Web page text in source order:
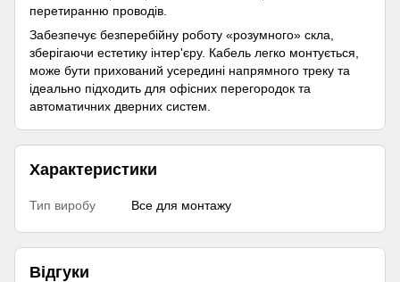
перетиранню проводів.
Забезпечує безперебійну роботу «розумного» скла,
зберігаючи естетику інтер'єру. Кабель легко монтується,
може бути прихований усередині напрямного треку та
ідеально підходить для офісних перегородок та
автоматичних дверних систем.
Характеристики
Тип виробу Все для монтажу
Відгуки